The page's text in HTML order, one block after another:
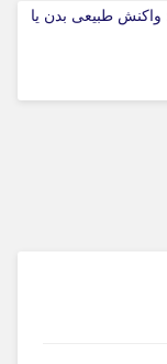
طبیعی بدن یا